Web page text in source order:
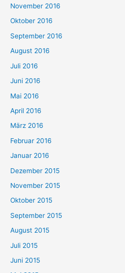
November 2016
Oktober 2016
September 2016
August 2016
Juli 2016
Juni 2016
Mai 2016
April 2016
März 2016
Februar 2016
Januar 2016
Dezember 2015
November 2015
Oktober 2015
September 2015
August 2015
Juli 2015
Juni 2015